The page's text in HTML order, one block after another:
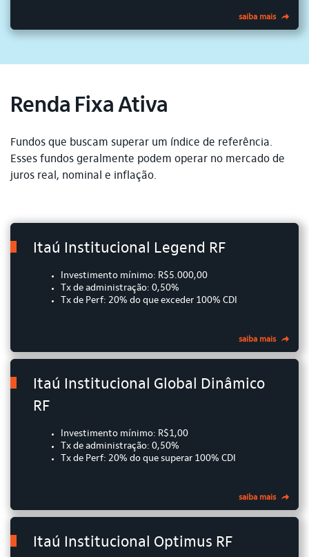
saiba mais
Renda Fixa Ativa
Fundos que buscam superar um índice de referência.
Esses fundos geralmente podem operar no mercado de
juros real, nominal e inflação.
Itaú Institucional Legend RF
Investimento mínimo: R$5.000,00
Tx de administração: 0,50%
Tx de Perf: 20% do que exceder 100% CDI
saiba mais
Itaú Institucional Global Dinâmico
RF
Investimento mínimo: R$1,00
Tx de administração: 0,50%
Tx de Perf: 20% do que superar 100% CDI
saiba mais
Itaú Institucional Optimus RF